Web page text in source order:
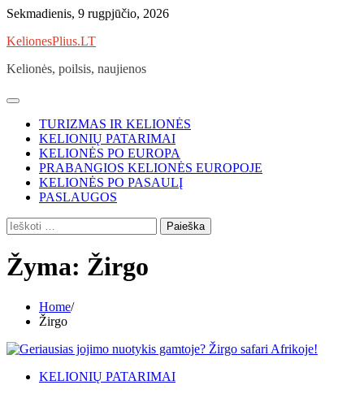
Skip
content
Sekmadienis, 9 rugpjūčio, 2026
KelionesPlius.LT
Kelionės, poilsis, naujienos
TURIZMAS IR KELIONĖS
KELIONIŲ PATARIMAI
KELIONĖS PO EUROPA
PRABANGIOS KELIONĖS EUROPOJE
KELIONĖS PO PASAULĮ
PASLAUGOS
Ieškoti:
Žyma: Žirgo
Home
Žirgo
KELIONIŲ PATARIMAI